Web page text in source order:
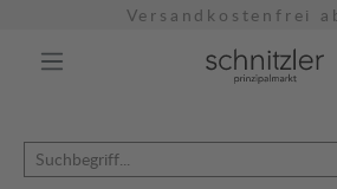
Versandkostenfrei